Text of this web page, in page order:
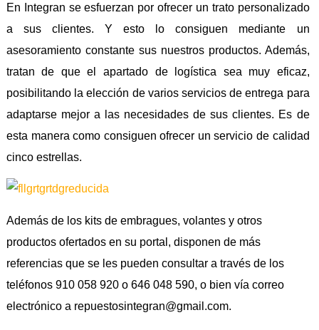
En Integran se esfuerzan por ofrecer un trato personalizado
a sus clientes. Y esto lo consiguen mediante un
asesoramiento constante sus nuestros productos. Además,
tratan de que el apartado de logística sea muy eficaz,
posibilitando la elección de varios servicios de entrega para
adaptarse mejor a las necesidades de sus clientes. Es de
esta manera como consiguen ofrecer un servicio de calidad
cinco estrellas.
Además de los kits de embragues, volantes y otros
productos ofertados en su portal, disponen de más
referencias que se les pueden consultar a través de los
teléfonos 910 058 920 o 646 048 590, o bien vía correo
electrónico a repuestosintegran@gmail.com.